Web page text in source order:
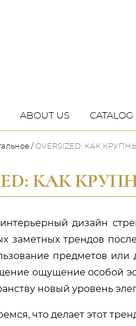
ABOUT US CATALOG
OVERSIZED: КАК
КАК
дизайн
заметных трендов
предметов
ощущение особой
новый уровень
что делает этот